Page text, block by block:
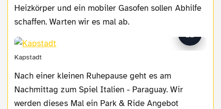
Heizkörper und ein mobiler Gasofen sollen Abhilfe
schaffen. Warten wir es mal ab.
Kapstadt
Nach einer kleinen Ruhepause geht es am
Nachmittag zum Spiel Italien - Paraguay. Wir
werden dieses Mal ein Park & Ride Angebot